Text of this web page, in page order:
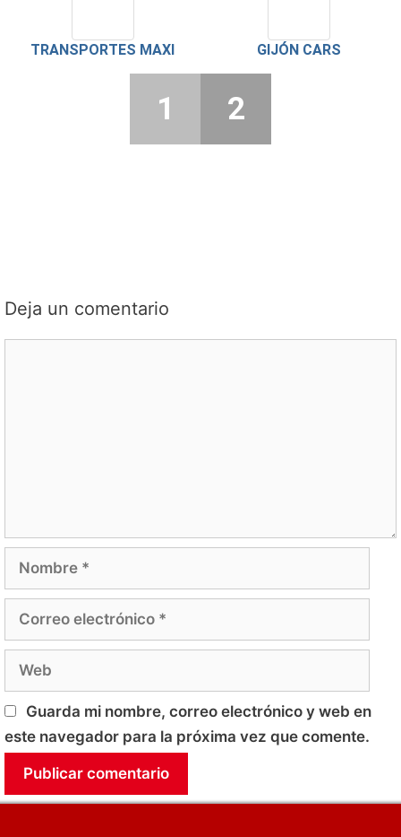
TRANSPORTES MAXI GIJÓN CARS
1 2
Deja un comentario
electrónico
Guarda mi nombre, correo electrónico y web en
este navegador para la próxima vez que comente.